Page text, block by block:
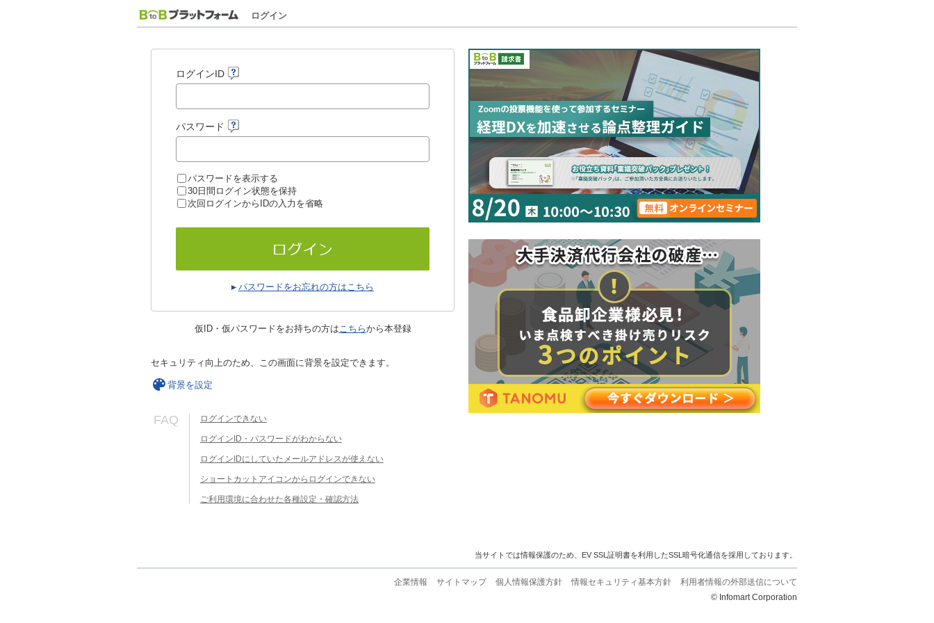
ログイン
ログインID
パスワード
パスワードを表示する
30日間ログイン状態を保持
次回ログインからIDの入力を省略
パスワードをお忘れの方はこちら
仮ID・仮パスワードをお持ちの方はこちらから本登録
セキュリティ向上のため、この画面に背景を設定できます。
背景を設定
FAQ ログインできない
ログインID・パスワードがわからない
ログインIDにしていたメールアドレスが使えない
ショートカットアイコンからログインできない
ご利用環境に合わせた各種設定・確認方法
当サイトでは情報保護のため、EV SSL証明書を利用したSSL暗号化通信を採用しております。
企業情報 サイトマップ 個人情報保護方針 情報セキュリティ基本方針
利用者情報の外部送信について
© Infomart Corporation